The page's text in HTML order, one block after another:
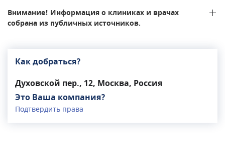
невролог, мануальный терапевт, остеопат,
кардиолог, ревматолог, травмматолог-ортопед.
Врачи центра - опытные профессионалы, врачи
функциональная диагностика, УЗИ-диагностика,
кабинет физиотерапии.
Внимание! Информация о клиниках и врачах
собрана из публичных источников.
Как добраться?
Духовской пер., 12, Москва, Россия
Это Ваша компания?
Подтвердить права